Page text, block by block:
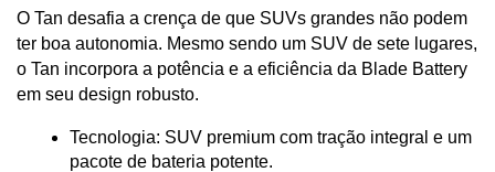
O Tan desafia a crença de que SUVs grandes não podem
ter boa autonomia. Mesmo sendo um SUV de sete lugares,
o Tan incorpora a potência e a eficiência da Blade Battery
em seu design robusto.
Tecnologia: SUV premium com tração integral e um
pacote de bateria potente.